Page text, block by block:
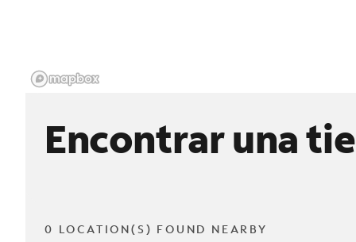
Encontrar una
0 LOCATION(S) FOUND NEARBY